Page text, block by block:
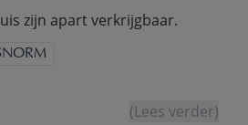
zijn apart verkrijgbaar.
(Lees verder)